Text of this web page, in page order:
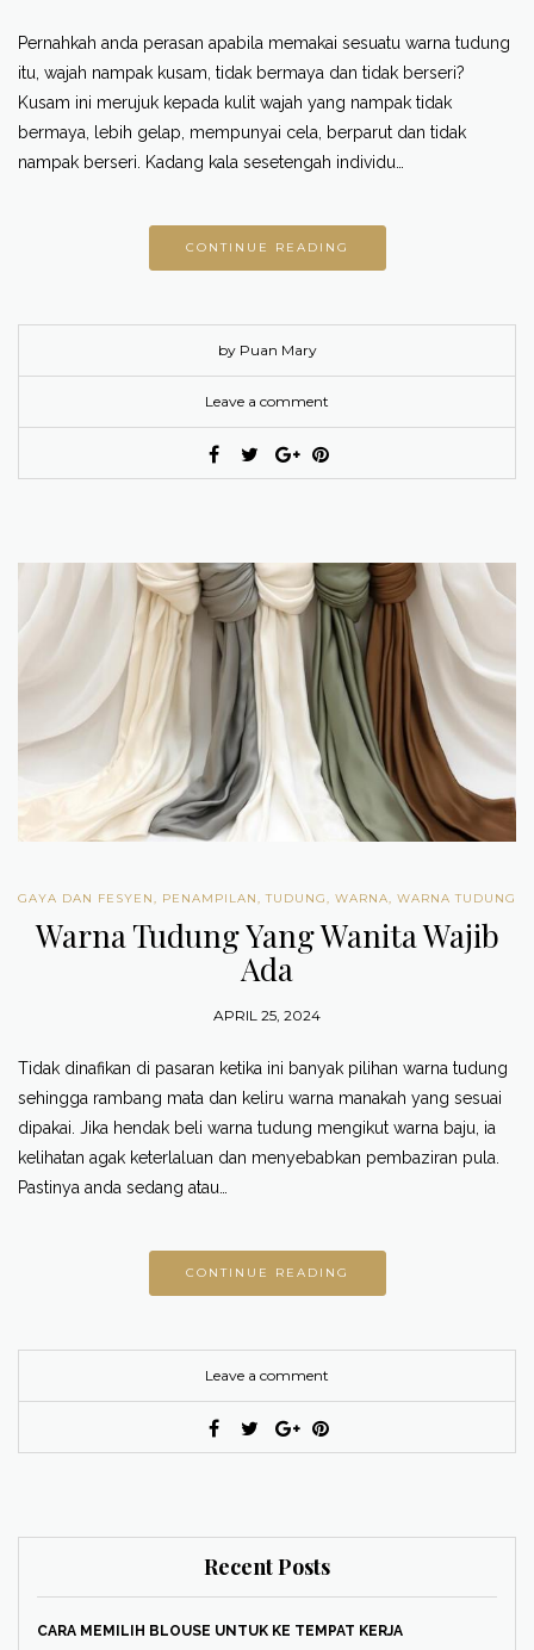
Pernahkah anda perasan apabila memakai sesuatu warna tudung
itu, wajah nampak kusam, tidak bermaya dan tidak berseri?
Kusam ini merujuk kepada kulit wajah yang nampak tidak
bermaya, lebih gelap, mempunyai cela, berparut dan tidak
nampak berseri. Kadang kala sesetengah individu…
CONTINUE READING
by Puan Mary
Leave a comment
GAYA DAN FESYEN, PENAMPILAN,TUDUNG, WARNA, WARNA TUDUNG
Warna Tudung Yang Wanita Wajib
Ada
APRIL 25, 2024
Tidak dinafikan di pasaran ketika ini banyak pilihan warna tudung
sehingga rambang mata dan keliru warna manakah yang sesuai
dipakai. Jika hendak beli warna tudung mengikut warna baju, ia
kelihatan agak keterlaluan dan menyebabkan pembaziran pula.
Pastinya anda sedang atau…
CONTINUE READING
Leave a comment
Recent Posts
CARA MEMILIH BLOUSE UNTUK KE TEMPAT KERJA